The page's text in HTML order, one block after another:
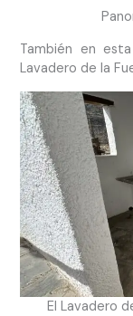
También en
Lavadero de la
El Lavadero